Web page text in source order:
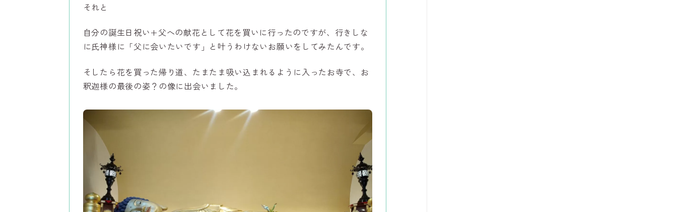
それと
自分の誕生日祝い+父への献花として花を買いに行ったのですが、行きしな
に氏神様に「父に会いたいです」と叶うわけないお願いをしてみたんです。
そしたら花を買った帰り道、たまたま吸い込まれるように入ったお寺で、お
釈迦様の最後の姿？の像に出会いました。